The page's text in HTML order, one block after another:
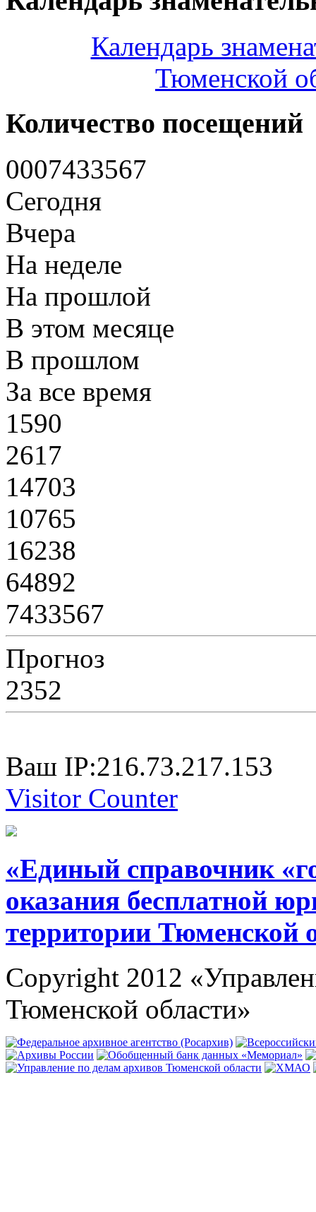
Календарь
Тюменской
Количество посещений
0007433567
Сегодня
Вчера
На неделе
На прошлой
В этом месяце
В прошлом
За все время
1590
2617
14703
10765
16238
64892
7433567
Прогноз
2352
Ваш IP:216.73.217.153
Visitor Counter
«Единый справочник
оказания бесплатной
территории Тюменской
Copyright 2012
Тюменской области»